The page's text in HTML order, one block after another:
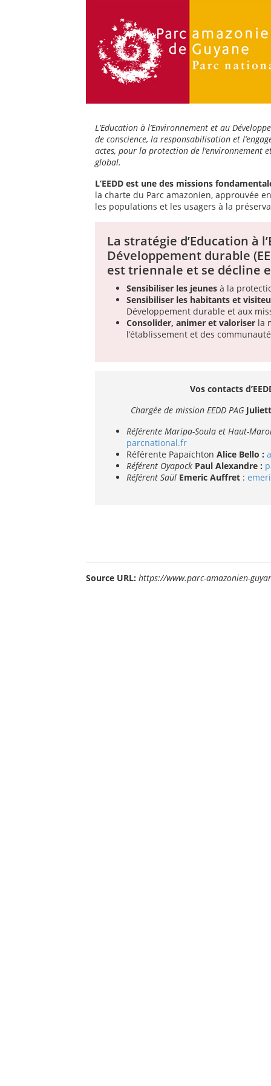
L’Education à l’Environnement et au
de conscience, la responsabilisation et
actes, pour la protection de l’environnement
global.
L’EEDD est une des missions
la charte du Parc amazonien, approuvée
les populations et les usagers à la
La stratégie d’Education à
Développement durable
est triennale et se décline
Sensibiliser les jeunes à la
Sensibiliser les habitants et
Développement durable et aux
Consolider, animer et valoriser la
l’établissement et des
Vos contacts
Chargée de mission EEDD PAG
Référente Maripa-Soula et Haut-
parcnational.fr
Référente Papaïchton Alice Bello :
Référent Oyapock Paul Alexandre :
Référent Saül Emeric Auffret :
Source URL: https://www.parc-amazonien-